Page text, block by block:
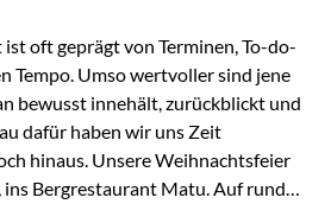
oft geprägt von Terminen, To-do-
Tempo. Umso wertvoller sind jene
bewusst innehält, zurückblickt und
dafür haben wir uns Zeit
hinaus. Unsere Weihnachtsfeier
Bergrestaurant Matu. Auf rund